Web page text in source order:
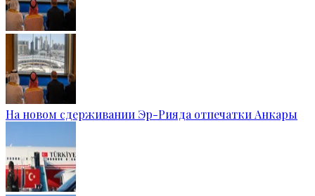
На новом сдерживании Эр-Рияда отпечатки Анкары